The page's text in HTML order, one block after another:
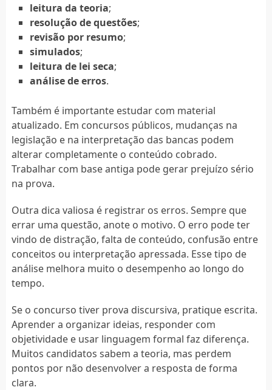
leitura da teoria;
resolução de questões;
revisão por resumo;
simulados;
leitura de lei seca;
análise de erros.
Também é importante estudar com material
atualizado. Em concursos públicos, mudanças na
legislação e na interpretação das bancas podem
alterar completamente o conteúdo cobrado.
Trabalhar com base antiga pode gerar prejuízo sério
na prova.
Outra dica valiosa é registrar os erros. Sempre que
errar uma questão, anote o motivo. O erro pode ter
vindo de distração, falta de conteúdo, confusão entre
conceitos ou interpretação apressada. Esse tipo de
análise melhora muito o desempenho ao longo do
tempo.
Se o concurso tiver prova discursiva, pratique escrita.
Aprender a organizar ideias, responder com
objetividade e usar linguagem formal faz diferença.
Muitos candidatos sabem a teoria, mas perdem
pontos por não desenvolver a resposta de forma
clara.